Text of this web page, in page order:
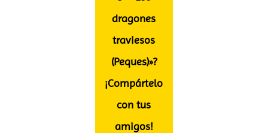
dragones
traviesos
(Peques)»?
¡Compártelo
con tus
amigos!